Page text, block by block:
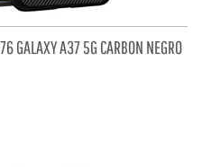
GALAXY A37 5G CARBON NEGRO